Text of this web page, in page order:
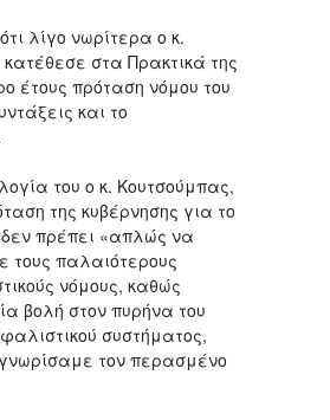
λίγο νωρίτερα ο κ.
στα Πρακτικά της
έτους πρόταση νόμου του
και το
του ο κ. Κουτσούμπας,
της κυβέρνησης για το
πρέπει «απλώς να
τους παλαιότερους
νόμους, καθώς
βολή στον πυρήνα του
συστήματος,
τον περασμένο